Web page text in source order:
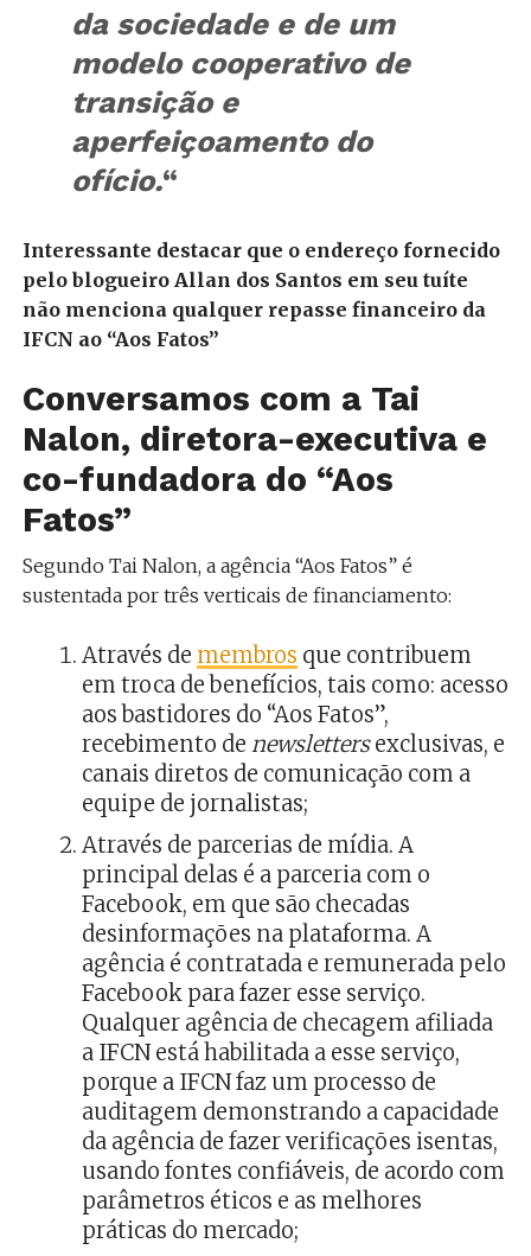
da sociedade e de um
modelo cooperativo de
transição e
aperfeiçoamento do
ofício.“
Interessante destacar que o endereço fornecido
pelo blogueiro Allan dos Santos em seu tuíte
não menciona qualquer repasse financeiro da
IFCN ao “Aos Fatos”
Conversamos com a Tai
Nalon, diretora-executiva e
co-fundadora do “Aos
Fatos”
Segundo Tai Nalon, a agência “Aos Fatos” é
sustentada por três verticais de financiamento:
Através de membros que contribuem
em troca de benefícios, tais como: acesso
aos bastidores do “Aos Fatos”,
recebimento de newslettersexclusivas, e
canais diretos de comunicação com a
equipe de jornalistas;
Através de parcerias de mídia. A
principal delas é a parceria com o
Facebook, em que são checadas
desinformações na plataforma. A
agência é contratada e remunerada pelo
Facebook para fazer esse serviço.
Qualquer agência de checagem afiliada
a IFCN está habilitada a esse serviço,
porque a IFCN faz um processo de
auditagem demonstrando a capacidade
da agência de fazer verificações isentas,
usando fontes confiáveis, de acordo com
parâmetros éticos e as melhores
práticas do mercado;